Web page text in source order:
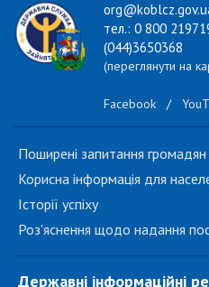
тел.: 0 800
(044)3650368
(переглянути на
Facebook /
Поширені запитання громадян
Корисна інформація для
Історії успіху
Роз'яснення щодо надання
Державні інформаційні